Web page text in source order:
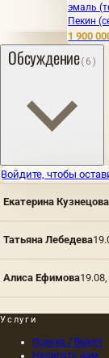
эмаль (техника
Пекин (северный),
1 900 000
Обсуждение(6)
Войдите, чтобы
Екатерина Кузнецова
Татьяна Лебедева
Алиса Ефимова
Услуги
Оценка / Выкуп
Написать нам